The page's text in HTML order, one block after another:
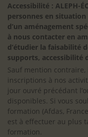
Accessibilité : ALEPH-
personnes en situation
d’un aménagement
à nous contacter en
d’étudier la faisabilité
supports, accessibilité
Sauf mention contraire,
inscriptions à nos
jour ouvré précédant
disponibles. Si vous
formation (Afdas,
est à effectuer au plus
formation.